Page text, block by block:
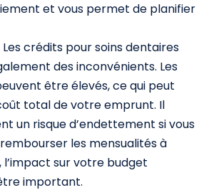
et vous permet de planifier
Les crédits pour soins dentaires
des inconvénients. Les
être élevés, ce qui peut
total de votre emprunt. Il
un risque d’endettement si vous
les mensualités à
l’impact sur votre budget
important.